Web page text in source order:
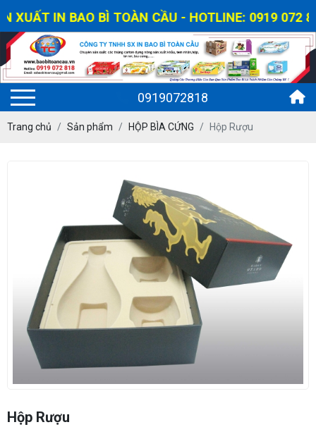
IN BAO BÌ TOÀN CẦU - HOTLINE: 0919 072 818
0919072818
Trang chủ Sản phẩm HỘP BÌA CỨNG Hộp Rượu
Hộp Rượu